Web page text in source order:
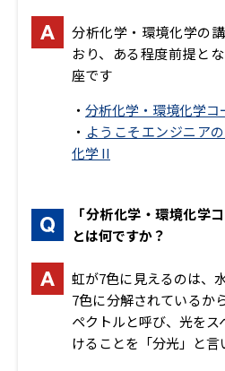
蛍光X線分光法
2.機器分析Ⅱ 電子顕微鏡、
電子顕微鏡（SEM）
熱分析
クロマトグラフィー
電気伝導率
濁度測定
沈殿法
4.環境規制と化学物質
化学物質
有機溶剤
危険物
なるほど！モータと電力
DCモータとステッピング
エレクトロニクス、エネルギ
センサの概要、光センサ、
ボットで使われるセンサ
情報表現、論理演算、数値
なるほど！プロセッサ
コンピュータの原理、高
装置
なるほど！プログラミング
データ構造とアルゴリズ
プログラミング言語、その
分析化学・環境化学の
おり、ある程度前提と
座です
・ 分析化学・環境化学コ
・ ようこそエンジニア
化学 II
「分析化学・環境化学
とは何ですか？
虹が7色に見えるのは、
7色に分解されているか
ペクトルと呼び、光を
けることを「分光」と言